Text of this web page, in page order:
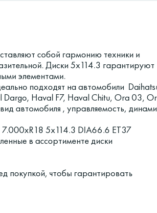
собой гармонию техники и
Диски 5x114.3 гарантируют
элементами.
подходят на автомобили
Dargo, Haval F7, Haval Chitu, Ora 03,
автомобиля , управляемость,
7.000xR18 5x114.3 DIA66.6 ET37
в ассортименте диски
покупкой, чтобы гарантировать